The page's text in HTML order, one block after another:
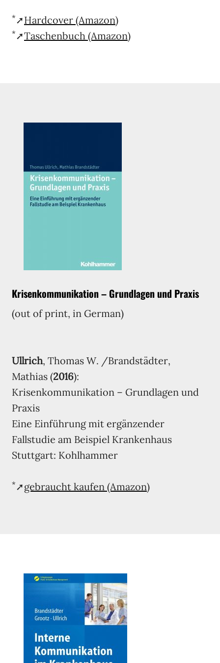
*➚Hardcover (Amazon)
*➚Taschenbuch (Amazon)
Krisenkommunikation – Grundlagen und Praxis
(out of print, in German)
Ullrich, Thomas W. /Brandstädter,
Mathias (2016):
Krisenkommunikation – Grundlagen und
Praxis
Eine Einführung mit ergänzender
Fallstudie am Beispiel Krankenhaus
Stuttgart: Kohlhammer
*➚gebraucht kaufen (Amazon)